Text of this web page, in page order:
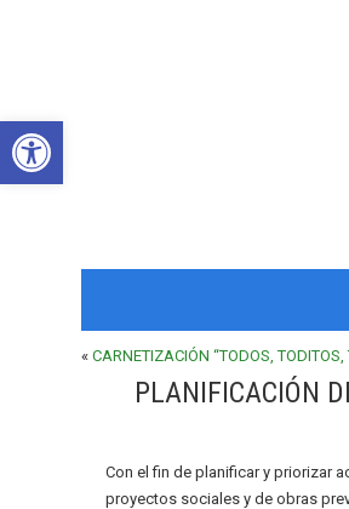
Abrir barra de herramientas
«CARNETIZACIÓN “TODOS, TODITOS,
PLANIFICACIÓN
Con el fin de planificar y priorizar
proyectos sociales y de obras